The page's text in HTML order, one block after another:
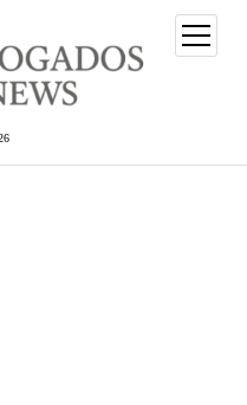
abrir
menú